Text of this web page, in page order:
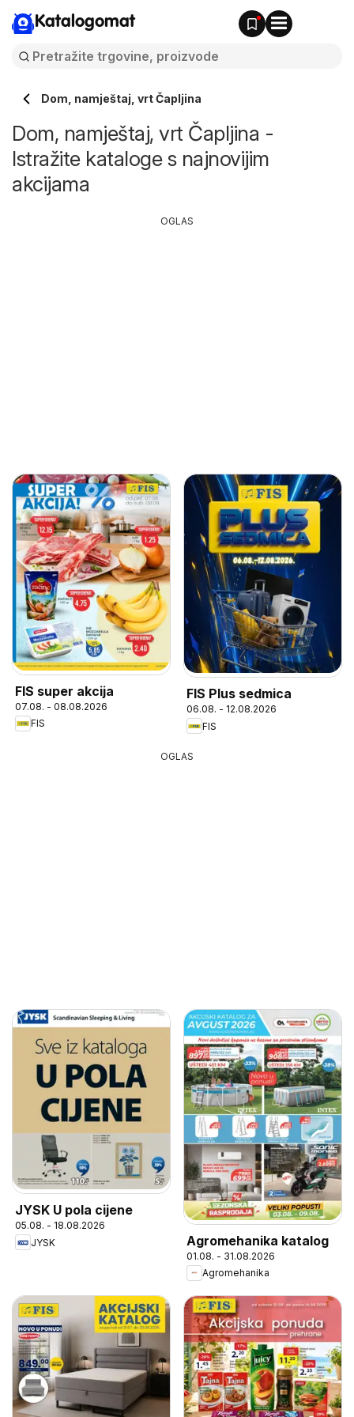
Katalogomat
Dom, namještaj, vrt Čapljina
Dom, namještaj, vrt Čapljina -
Istražite kataloge s najnovijim
akcijama
FIS super akcija
07.08. - 08.08.2026
FIS
FIS Plus sedmica
06.08. - 12.08.2026
FIS
OGLAS
OGLAS
JYSK U pola cijene
05.08. - 18.08.2026
JYSK
Agromehanika katalog
01.08. - 31.08.2026
Agromehanika